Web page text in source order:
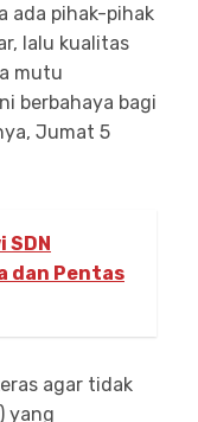
ada pihak-pihak
lalu kualitas
mutu
berbahaya bagi
Jumat 5
SDN
dan Pentas
agar tidak
yang